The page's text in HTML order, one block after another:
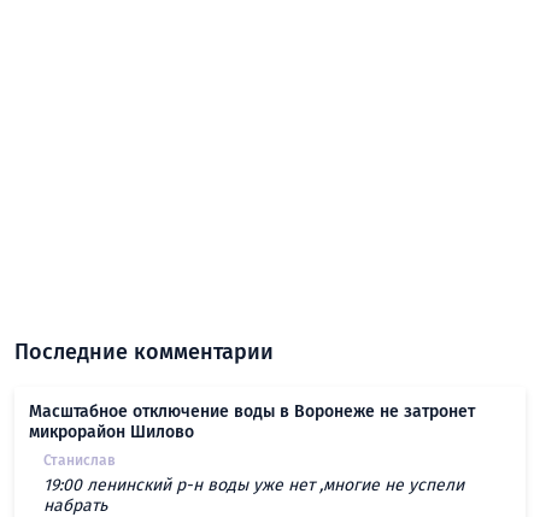
Последние комментарии
Масштабное отключение воды в Воронеже не затронет
микрорайон Шилово
Станислав
19:00 ленинский р-н воды уже нет ,многие не успели
набрать